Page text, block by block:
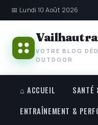
📅 Lundi 10 Août 2026
VOTRE BLOG
OUTDOOR
⌂ ACCUEIL
SANTÉ
ENTRAÎNEMENT &